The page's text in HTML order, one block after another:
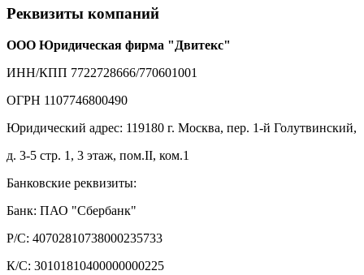
Реквизиты компаний
ООО Юридическая фирма "Двитекс"
ИНН/КПП 7722728666/770601001
ОГРН 1107746800490
Юридический адрес: 119180 г. Москва, пер. 1-й Голутвинский,
д. 3-5 стр. 1, 3 этаж, пом.II, ком.1
Банковские реквизиты:
Банк: ПАО "Сбербанк"
Р/С: 40702810738000235733
К/С: 30101810400000000225